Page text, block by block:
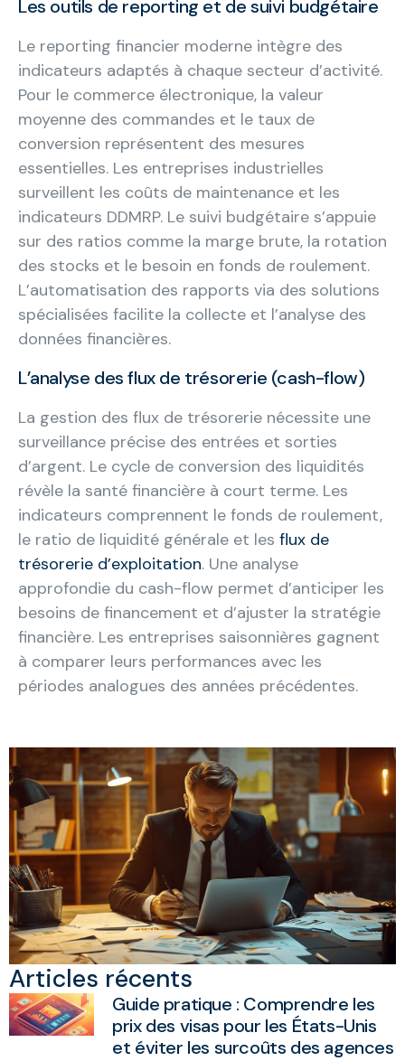
Les outils de reporting et de suivi budgétaire
Le reporting financier moderne intègre des
indicateurs adaptés à chaque secteur d’activité.
Pour le commerce électronique, la valeur
moyenne des commandes et le taux de
conversion représentent des mesures
essentielles. Les entreprises industrielles
surveillent les coûts de maintenance et les
indicateurs DDMRP. Le suivi budgétaire s’appuie
sur des ratios comme la marge brute, la rotation
des stocks et le besoin en fonds de roulement.
L’automatisation des rapports via des solutions
spécialisées facilite la collecte et l’analyse des
données financières.
L’analyse des flux de trésorerie (cash-flow)
La gestion des flux de trésorerie nécessite une
surveillance précise des entrées et sorties
d’argent. Le cycle de conversion des liquidités
révèle la santé financière à court terme. Les
indicateurs comprennent le fonds de roulement,
le ratio de liquidité générale et les flux de
trésorerie d’exploitation. Une analyse
approfondie du cash-flow permet d’anticiper les
besoins de financement et d’ajuster la stratégie
financière. Les entreprises saisonnières gagnent
à comparer leurs performances avec les
périodes analogues des années précédentes.
Articles récents
Guide pratique : Comprendre les
prix des visas pour les États-Unis
et éviter les surcoûts des agences